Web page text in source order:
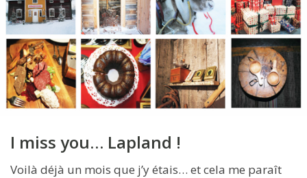
I miss you… Lapland !
Voilà déjà un mois que j’y étais… et cela me paraît